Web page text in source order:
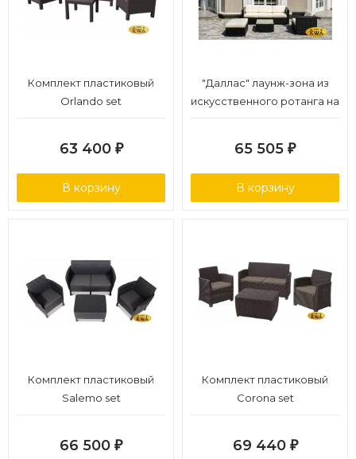
Комплект пластиковый
Orlando set
63 400 ₽
В корзину
"Даллас" лаунж-зона из
искусственного ротанга на
65 505 ₽
В корзину
Комплект пластиковый
Salemo set
66 500 ₽
Комплект пластиковый
Corona set
69 440 ₽